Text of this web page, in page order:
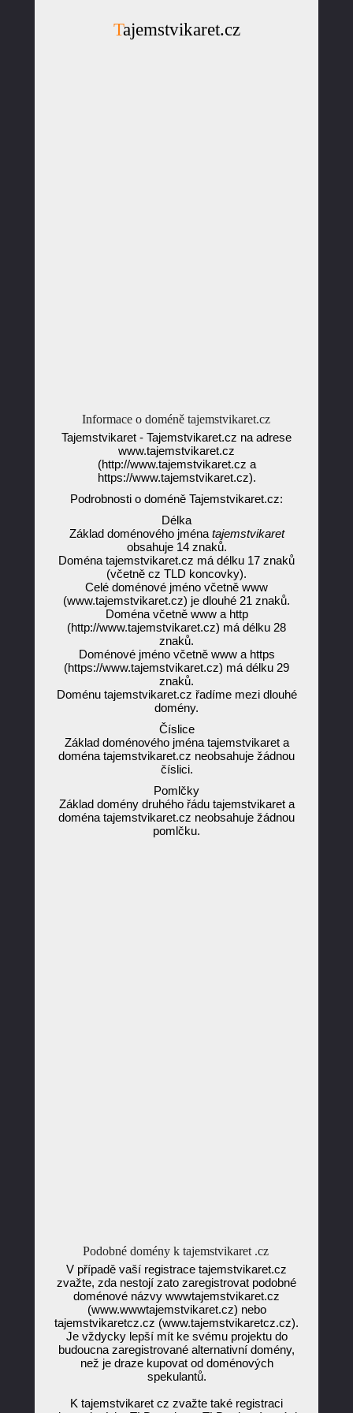
Tajemstvikaret.cz
Informace o doméně tajemstvikaret.cz
Tajemstvikaret - Tajemstvikaret.cz na adrese
www.tajemstvikaret.cz
(http://www.tajemstvikaret.cz a
https://www.tajemstvikaret.cz).
Podrobnosti o doméně Tajemstvikaret.cz:
Délka
Základ doménového jména tajemstvikaret
obsahuje 14 znaků.
Doména tajemstvikaret.cz má délku 17 znaků
(včetně cz TLD koncovky).
Celé doménové jméno včetně www
(www.tajemstvikaret.cz) je dlouhé 21 znaků.
Doména včetně www a http
(http://www.tajemstvikaret.cz) má délku 28
znaků.
Doménové jméno včetně www a https
(https://www.tajemstvikaret.cz) má délku 29
znaků.
Doménu tajemstvikaret.cz řadíme mezi dlouhé
domény.
Číslice
Základ doménového jména tajemstvikaret a
doména tajemstvikaret.cz neobsahuje žádnou
číslici.
Pomlčky
Základ domény druhého řádu tajemstvikaret a
doména tajemstvikaret.cz neobsahuje žádnou
pomlčku.
Podobné domény k tajemstvikaret .cz
V případě vaší registrace tajemstvikaret.cz
zvažte, zda nestojí zato zaregistrovat podobné
doménové názvy wwwtajemstvikaret.cz
(www.wwwtajemstvikaret.cz) nebo
tajemstvikaretcz.cz (www.tajemstvikaretcz.cz).
Je vždycky lepší mít ke svému projektu do
budoucna zaregistrované alternativní domény,
než je draze kupovat od doménových
spekulantů.
K tajemstvikaret cz zvažte také registraci